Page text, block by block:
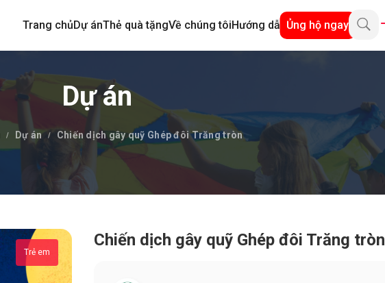
Trang chủDự ánThẻ quà tặngVề chúng tôiHướng dẫn Ủng hộ ngay
Dự án
Dự án Chiến dịch gây quỹ Ghép đôi Trăng tròn
Trẻ em
Chiến dịch gây quỹ Ghép đôi Trăng tròn